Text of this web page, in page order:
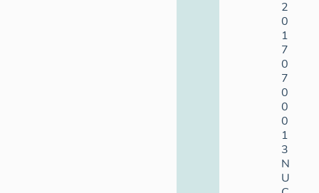
2
0
1
7
0
7
0
0
0
1
3
N
U